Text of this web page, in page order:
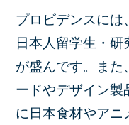
プロビデンスには
日本人留学生・
が盛んです。また
ードやデザイン製
に日本食材やアニ